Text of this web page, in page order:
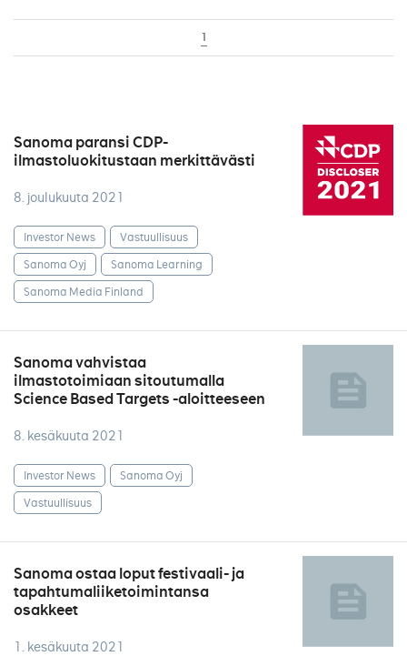
1
Sanoma paransi CDP-
ilmastoluokitustaan merkittävästi
8. joulukuuta 2021
Investor News
Vastuullisuus
Sanoma Oyj
Sanoma Learning
Sanoma Media Finland
Sanoma vahvistaa
ilmastotoimiaan sitoutumalla
Science Based Targets -aloitteeseen
8. kesäkuuta 2021
Investor News
Sanoma Oyj
Vastuullisuus
Sanoma ostaa loput festivaali- ja
tapahtumaliiketoimintansa
osakkeet
1. kesäkuuta 2021